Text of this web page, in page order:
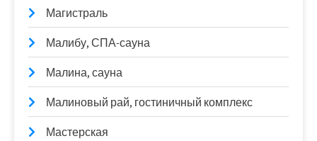
Магистраль
Малибу, СПА-сауна
Малина, сауна
Малиновый рай, гостиничный комплекс
Мастерская